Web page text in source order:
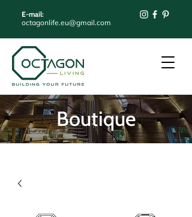
E-mail:
octagonlife.eu@gmail.com
Boutique